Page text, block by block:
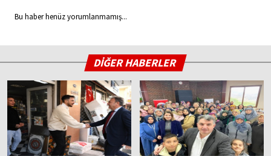
Bu haber henüz yorumlanmamış...
DİĞER HABERLER